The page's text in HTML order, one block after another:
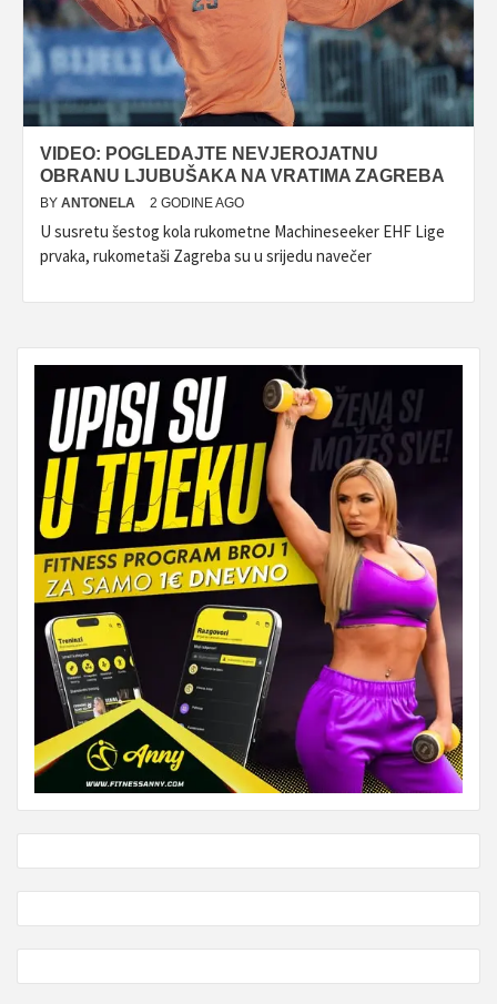
VIDEO: POGLEDAJTE NEVJEROJATNU
OBRANU LJUBUŠAKA NA VRATIMA ZAGREBA
BY ANTONELA 2 GODINE AGO
U susretu šestog kola rukometne Machineseeker EHF Lige
prvaka, rukometaši Zagreba su u srijedu navečer